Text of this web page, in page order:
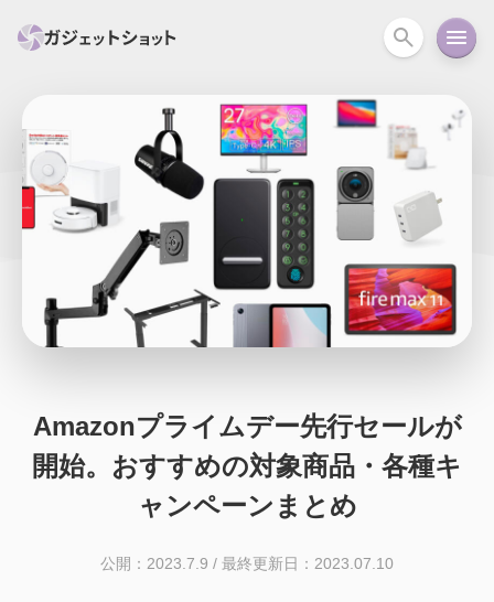
すべて スマホ PC関連 カメラ
スマートホーム アクションカメラ カメラ
iPhone Android コラム
ガイド ニュース 周辺機器
Amazonプライムデー先行セールが
開始。おすすめの対象商品・各種キ
ャンペーンまとめ
公開：2023.7.9 / 最終更新日：2023.07.10